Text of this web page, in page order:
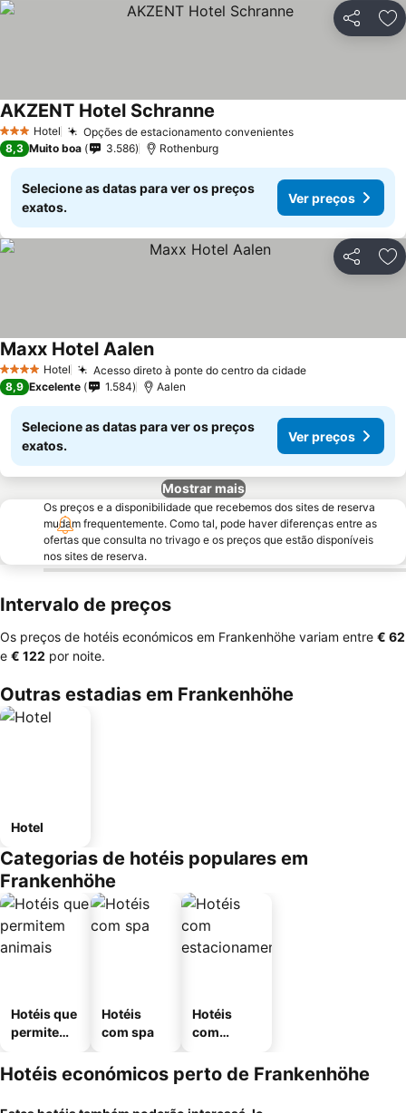
Partilhar
3 EstrelasHotel Opções de estacionamento convenientesVer preços
AKZENT Hotel Schranne
8,3 Muito boa 3.586 Rothenburg
Selecione as datas para ver os preços
exatos.
Ver preços
Partilhar
4 EstrelasHotel Acesso direto à ponte do centro da cidadeVer preços
Maxx Hotel AalenVer preços
8,9 Excelente 1.584 Aalen
Selecione as datas para ver os preços
exatos.
Ver preços
Mostrar mais
Os preços e a disponibilidade que recebemos dos sites de reserva
mudam frequentemente. Como tal, pode haver diferenças entre as
ofertas que consulta no trivago e os preços que estão disponíveis
nos sites de reserva.
Intervalo de preços
Os preços de hotéis económicos em Frankenhöhe variam entre ‎€ 62
e ‎€ 122 por noite.
Outras estadias em Frankenhöhe
Hotel
Categorias de hotéis populares em
Frankenhöhe
Hotéis que
permitem
Hotéis
com spa
Hotéis
com
mento
Hotéis económicos perto de Frankenhöhe